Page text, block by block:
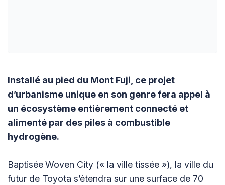
Installé au pied du Mont Fuji, ce projet
d’urbanisme unique en son genre fera appel à
un écosystème entièrement connecté et
alimenté par des piles à combustible
hydrogène.
BaptiséeWoven City (« la ville tissée »), la ville du
futur de Toyota s’étendra sur une surface de 70